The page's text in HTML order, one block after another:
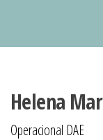
Helena
Operacional DAE